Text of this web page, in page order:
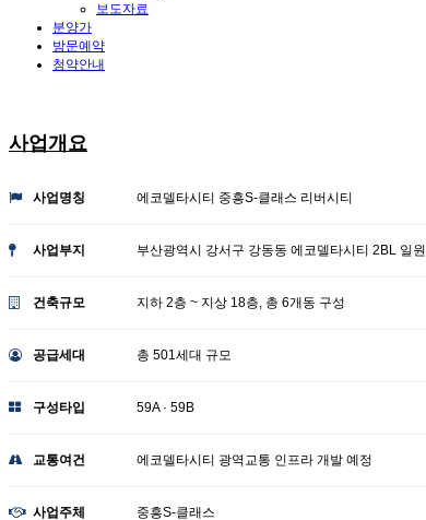
보도자료
분양가
방문예약
청약안내
사업개요
사업명칭 에코델타시티 중흥S-클래스 리버시티
사업부지 부산광역시 강서구 강동동 에코델타시티 2BL 일원
건축규모 지하 2층 ~ 지상 18층, 총 6개동 구성
공급세대 총 501세대 규모
구성타입 59A · 59B
교통여건 에코델타시티 광역교통 인프라 개발 예정
사업주체 중흥S-클래스